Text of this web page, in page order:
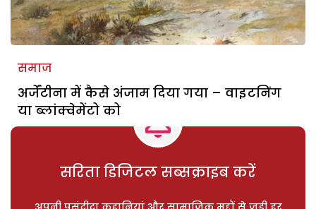
समाज
अर्जेंटीना में कैसे अंजाम दिया गया – वाइटनिंग
या ब्लांक्वेमेंटो को
सरिता डिजिटल सब्सक्राइब करें